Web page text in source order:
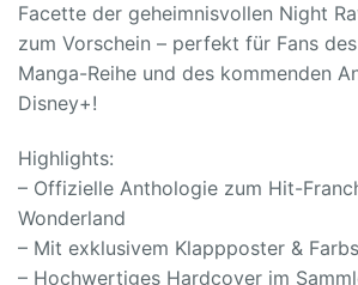
Facette der geheimnisvollen Night
zum Vorschein – perfekt für Fans
Manga-Reihe und des kommenden
Disney+!
Highlights:
– Offizielle Anthologie zum Hit-
Wonderland
– Mit exklusivem Klappposter &
– Hochwertiges Hardcover im